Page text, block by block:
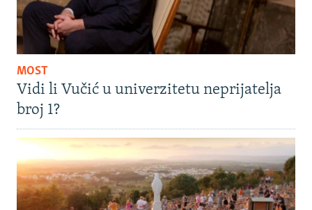
MOST
Vidi li Vučić u univerzitetu neprijatelja
broj 1?